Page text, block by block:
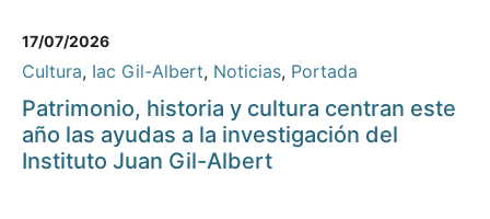
17/07/2026
Cultura, Iac Gil-Albert, Noticias, Portada
Patrimonio, historia y cultura centran este
año las ayudas a la investigación del
Instituto Juan Gil-Albert